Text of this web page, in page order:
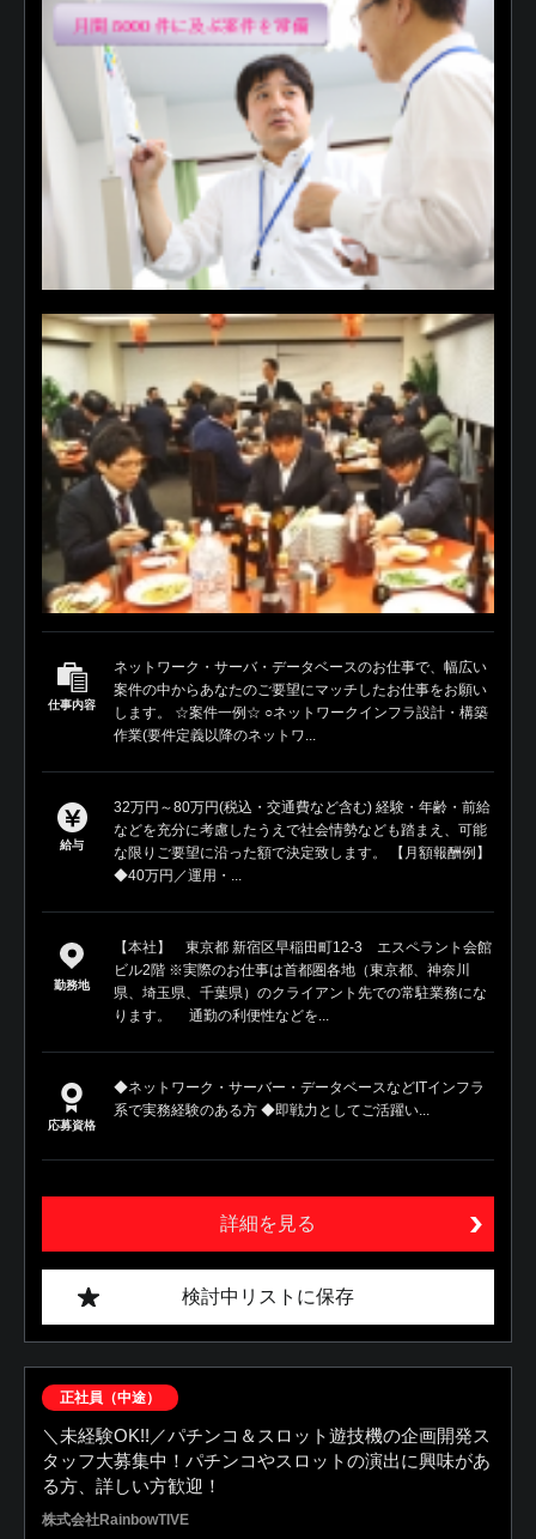
仕事内容
ネットワーク・サーバ・データベースのお仕事で、幅広い
案件の中からあなたのご要望にマッチしたお仕事をお願い
します。 ☆案件一例☆ ○ネットワークインフラ設計・構築
作業(要件定義以降のネットワ...
給与
32万円～80万円(税込・交通費など含む) 経験・年齢・前給
などを充分に考慮したうえで社会情勢なども踏まえ、可能
な限りご要望に沿った額で決定致します。 【月額報酬例】
◆40万円／運用・...
勤務地
【本社】 東京都 新宿区早稲田町12-3 エスペラント会館
ビル2階 ※実際のお仕事は首都圏各地（東京都、神奈川
県、埼玉県、千葉県）のクライアント先での常駐業務にな
ります。 通勤の利便性などを...
応募資格
◆ネットワーク・サーバー・データベースなどITインフラ
系で実務経験のある方 ◆即戦力としてご活躍い...
詳細を見る
検討中リストに保存
正社員（中途）
＼未経験OK!!／パチンコ＆スロット遊技機の企画開発ス
タッフ大募集中！パチンコやスロットの演出に興味があ
る方、詳しい方歓迎！
株式会社RainbowTIVE